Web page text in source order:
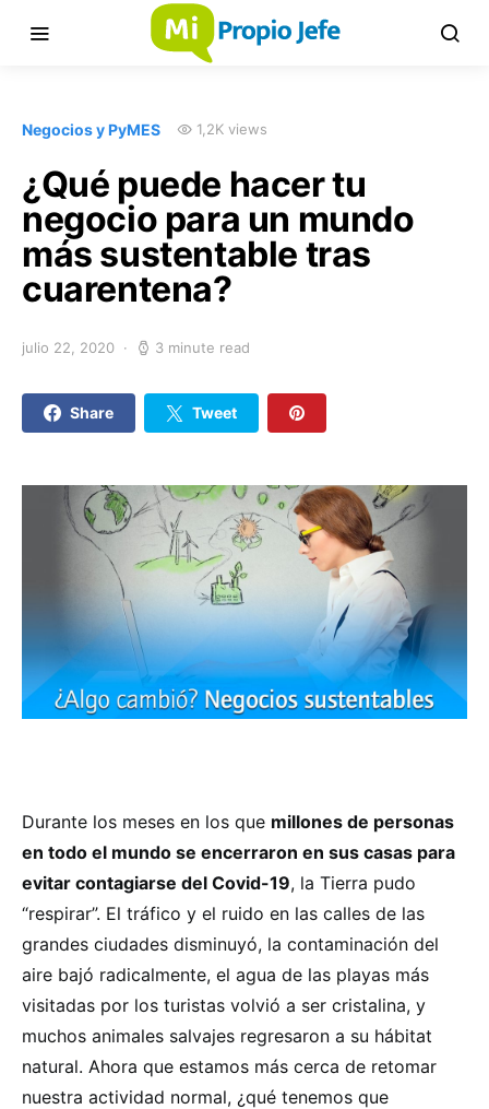
Negocios y PyMES 1,2K views
¿Qué puede hacer tu
negocio para un mundo
más sustentable tras
cuarentena?
julio 22, 2020 3 minute read
Share Tweet
Durante los meses en los que millones de personas
en todo el mundo se encerraron en sus casas para
evitar contagiarse del Covid-19, la Tierra pudo
“respirar”. El tráfico y el ruido en las calles de las
grandes ciudades disminuyó, la contaminación del
aire bajó radicalmente, el agua de las playas más
visitadas por los turistas volvió a ser cristalina, y
muchos animales salvajes regresaron a su hábitat
natural. Ahora que estamos más cerca de retomar
nuestra actividad normal, ¿qué tenemos que